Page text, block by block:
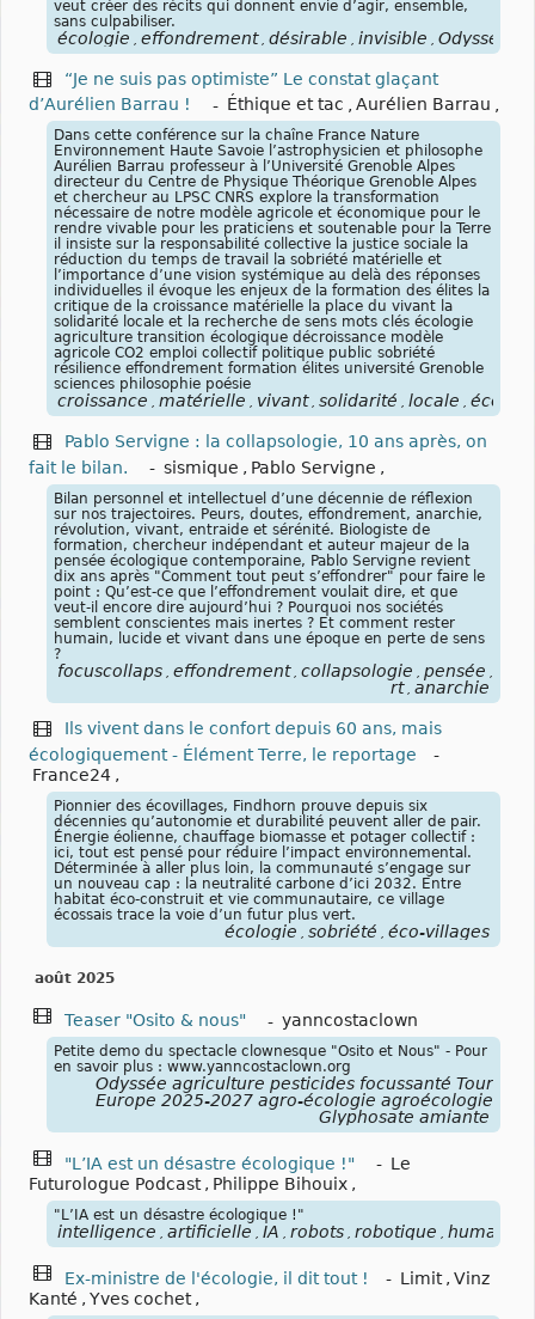
veut créer des récits qui donnent envie d’agir, ensemble,
sans culpabiliser.
écologie effondrement désirable invisible Odyssée
“Je ne suis pas optimiste” Le constat glaçant
d’Aurélien Barrau !
- Éthique et tac , Aurélien Barrau ,
Dans cette conférence sur la chaîne France Nature
Environnement Haute Savoie l’astrophysicien et philosophe
Aurélien Barrau professeur à l’Université Grenoble Alpes
directeur du Centre de Physique Théorique Grenoble Alpes
et chercheur au LPSC CNRS explore la transformation
nécessaire de notre modèle agricole et économique pour le
rendre vivable pour les praticiens et soutenable pour la Terre
il insiste sur la responsabilité collective la justice sociale la
réduction du temps de travail la sobriété matérielle et
l’importance d’une vision systémique au delà des réponses
individuelles il évoque les enjeux de la formation des élites la
critique de la croissance matérielle la place du vivant la
solidarité locale et la recherche de sens mots clés écologie
agriculture transition écologique décroissance modèle
agricole CO2 emploi collectif politique public sobriété
résilience effondrement formation élites université Grenoble
sciences philosophie poésie
croissance , matérielle , vivant , solidarité , locale ,
Pablo Servigne : la collapsologie, 10 ans après, on
fait le bilan.
- sismique , Pablo Servigne ,
Bilan personnel et intellectuel d’une décennie de réflexion
sur nos trajectoires. Peurs, doutes, effondrement, anarchie,
révolution, vivant, entraide et sérénité. Biologiste de
formation, chercheur indépendant et auteur majeur de la
pensée écologique contemporaine, Pablo Servigne revient
dix ans après "Comment tout peut s’effondrer" pour faire le
point : Qu’est-ce que l’effondrement voulait dire, et que
veut-il encore dire aujourd’hui ? Pourquoi nos sociétés
semblent conscientes mais inertes ? Et comment rester
humain, lucide et vivant dans une époque en perte de sens
?
focuscollaps effondrement collapsologie pensée
rt anarchie
Ils vivent dans le confort depuis 60 ans, mais
écologiquement - Élément Terre, le reportage
-
France24 ,
Pionnier des écovillages, Findhorn prouve depuis six
décennies qu’autonomie et durabilité peuvent aller de pair.
Énergie éolienne, chauffage biomasse et potager collectif :
ici, tout est pensé pour réduire l’impact environnemental.
Déterminée à aller plus loin, la communauté s’engage sur
un nouveau cap : la neutralité carbone d’ici 2032. Entre
habitat éco-construit et vie communautaire, ce village
écossais trace la voie d’un futur plus vert.
écologie sobriété éco-villages
août 2025
Teaser "Osito & nous" - yanncostaclown
Petite demo du spectacle clownesque "Osito et Nous" - Pour
en savoir plus : www.yanncostaclown.org
Odyssée agriculture pesticides focussanté Tour
Europe 2025-2027 agro-écologie agroécologie
Glyphosate amiante
"L’IA est un désastre écologique !" - Le
Futurologue Podcast , Philippe Bihouix ,
"L’IA est un désastre écologique !"
intelligence artificielle IA robots robotique
Ex-ministre de l'écologie, il dit tout ! - Limit , Vinz
Kanté , Yves cochet ,